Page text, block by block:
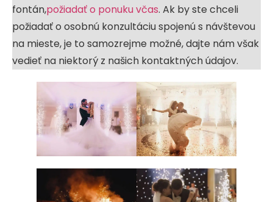
fontán,požiadať o ponuku včas. Ak by ste chceli
požiadať o osobnú konzultáciu spojenú s návštevou
na mieste, je to samozrejme možné, dajte nám však
vedieť na niektorý z našich kontaktných údajov.